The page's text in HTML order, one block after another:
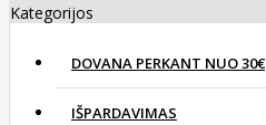
Kategorijos
DOVANA PERKANT NUO 30€
IŠPARDAVIMAS